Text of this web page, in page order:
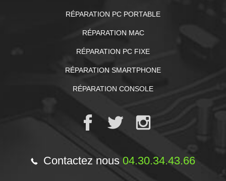
RÉPARATION PC PORTABLE
RÉPARATION MAC
RÉPARATION PC FIXE
RÉPARATION SMARTPHONE
RÉPARATION CONSOLE
Contactez nous 04.30.34.43.66